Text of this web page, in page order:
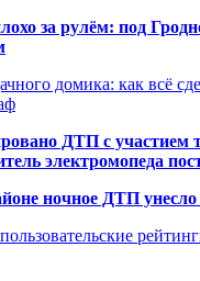
за рулём: под
домика: как всё
ДТП с участием
электромопеда
ночное ДТП